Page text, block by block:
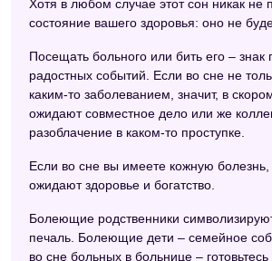
Хотя в любом случае этот сон никак не
состояние вашего здоровья: оно не
Посещать больного или бить его – знак
радостных событий. Если во сне не
каким-то заболеванием, значит, в
ожидают совместное дело или же
разоблачение в каком-то проступке.
Если во сне вы имеете кожную болезнь,
ожидают здоровье и богатство.
Болеющие родственники
печаль. Болеющие дети – семейное
во сне больных в больнице –